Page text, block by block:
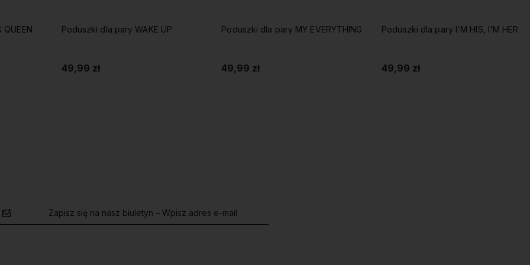
Poduszki dla pary MY EVERYTHING
49,99 zł
Poduszki dla pary I'M HIS, I'M HER
49,99 zł
Poduszki dla pary KLUCZ DO
49,99 zł
Zapisz się na nasz biuletyn – Wpisz adres e-mail